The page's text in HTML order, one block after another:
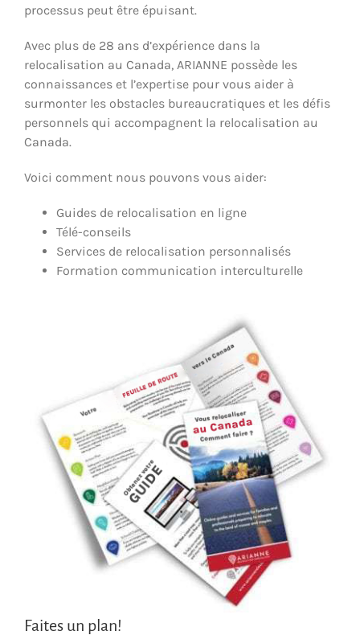
processus peut être épuisant.
Avec plus de 28 ans d’expérience dans la
relocalisation au Canada, ARIANNE possède les
connaissances et l’expertise pour vous aider à
surmonter les obstacles bureaucratiques et les défis
personnels qui accompagnent la relocalisation au
Canada.
Voici comment nous pouvons vous aider:
Guides de relocalisation en ligne
Télé-conseils
Services de relocalisation personnalisés
Formation communication interculturelle
Faites un plan!